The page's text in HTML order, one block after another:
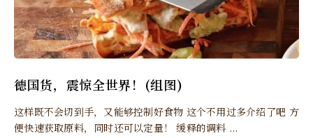
德国货，震惊全世界！(组图)
这样既不会切到手，又能够控制好食物 这个不用过多介绍了吧 方
便快速获取原料，同时还可以定量！ 缓释的调料 ...